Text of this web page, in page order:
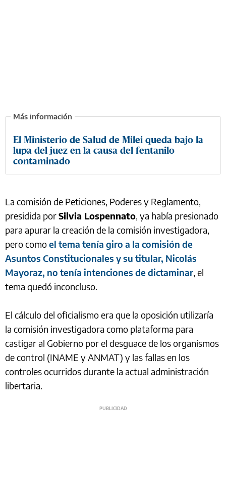
El Ministerio de Salud de Milei queda bajo la
lupa del juez en la causa del fentanilo
contaminado
La comisión de Peticiones, Poderes y Reglamento,
presidida porSilvia Lospennato, ya había presionado
para apurar la creación de la comisión investigadora,
pero comoel tema tenía giro a la comisión de
Asuntos Constitucionales y su titular, Nicolás
Mayoraz, no tenía intenciones de dictaminar, el
tema quedó inconcluso.
El cálculo del oficialismo era que la oposición utilizaría
la comisión investigadora como plataforma para
castigar al Gobierno por el desguace de los organismos
de control (INAME y ANMAT) y las fallas en los
controles ocurridos durante la actual administración
libertaria.